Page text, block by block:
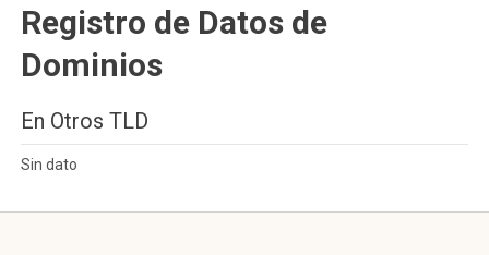
Registro de Datos de
Dominios
En Otros TLD
Sin dato